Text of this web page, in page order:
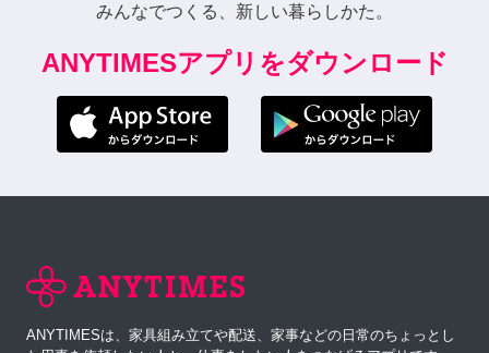
みんなでつくる、新しい暮らしかた。
ANYTIMESアプリをダウンロード
ANYTIMESは、家具組み立てや配送、家事などの日常のちょっとし